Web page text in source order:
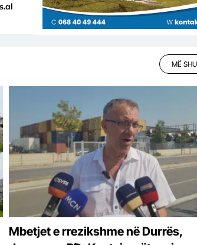
MË
Mbetjet e rrezikshme në Durrës,